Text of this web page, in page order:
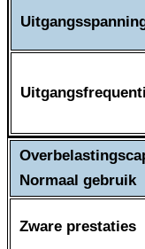
Normaal gebruik
Zware prestaties